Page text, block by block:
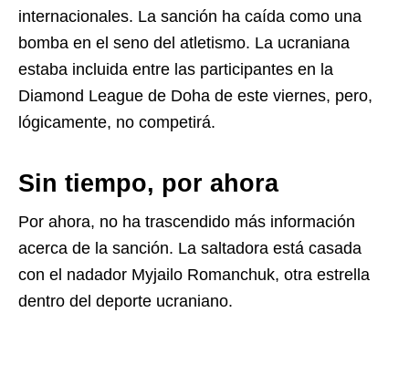
internacionales. La sanción ha caída como una
bomba en el seno del atletismo. La ucraniana
estaba incluida entre las participantes en la
Diamond League de Doha de este viernes, pero,
lógicamente, no competirá.
Sin tiempo, por ahora
Por ahora, no ha trascendido más información
acerca de la sanción. La saltadora está casada
con el nadador Myjailo Romanchuk, otra estrella
dentro del deporte ucraniano.